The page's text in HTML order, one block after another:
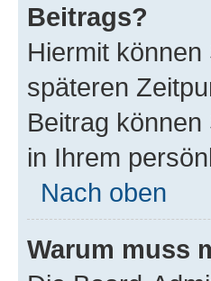
Beitrags?
Hiermit
späteren
Beitrag können
in Ihrem
Nach oben
Warum muss